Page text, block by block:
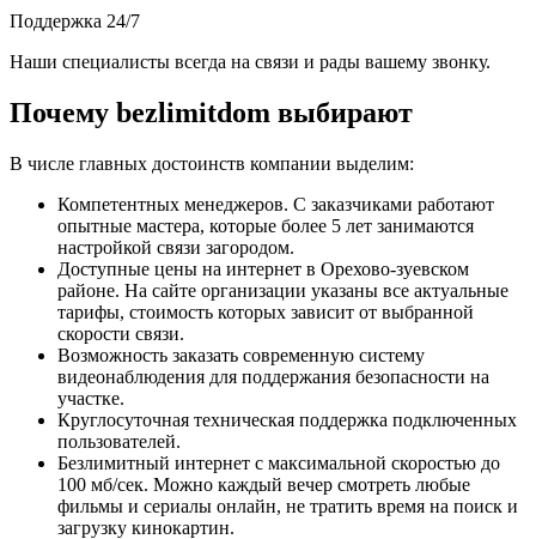
Поддержка 24/7
Наши специалисты всегда на связи и рады вашему звонку.
Почему bezlimitdom выбирают
В числе главных достоинств компании выделим:
Компетентных менеджеров. С заказчиками работают
опытные мастера, которые более 5 лет занимаются
настройкой связи загородом.
Доступные цены на интернет в Орехово-зуевском
районе. На сайте организации указаны все актуальные
тарифы, стоимость которых зависит от выбранной
скорости связи.
Возможность заказать современную систему
видеонаблюдения для поддержания безопасности на
участке.
Круглосуточная техническая поддержка подключенных
пользователей.
Безлимитный интернет с максимальной скоростью до
100 мб/сек. Можно каждый вечер смотреть любые
фильмы и сериалы онлайн, не тратить время на поиск и
загрузку кинокартин.